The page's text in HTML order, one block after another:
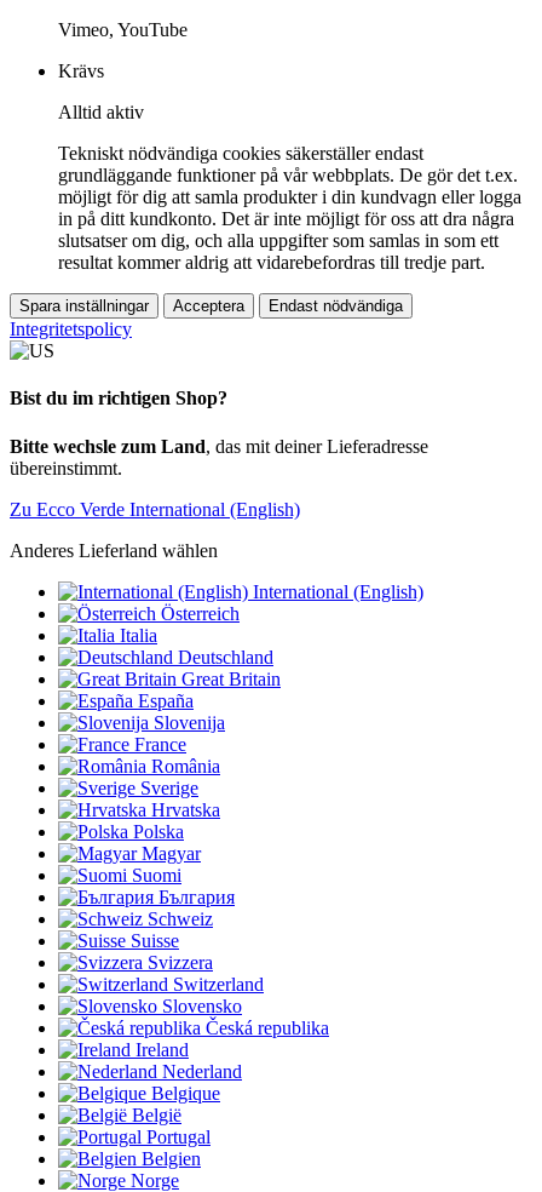
Vimeo, YouTube
Krävs
Alltid aktiv
Tekniskt nödvändiga cookies säkerställer endast
grundläggande funktioner på vår webbplats. De gör det t.ex.
möjligt för dig att samla produkter i din kundvagn eller logga
in på ditt kundkonto. Det är inte möjligt för oss att dra några
slutsatser om dig, och alla uppgifter som samlas in som ett
resultat kommer aldrig att vidarebefordras till tredje part.
Spara inställningar Acceptera Endast nödvändiga
Integritetspolicy
Bist du im richtigen Shop?
Bitte wechsle zum Land, das mit deiner Lieferadresse
übereinstimmt.
Zu Ecco Verde International (English)
Anderes Lieferland wählen
International (English)
Österreich
Italia
Deutschland
Great Britain
España
Slovenija
France
România
Sverige
Hrvatska
Polska
Magyar
Suomi
България
Schweiz
Suisse
Svizzera
Switzerland
Slovensko
Česká republika
Ireland
Nederland
Belgique
België
Portugal
Belgien
Norge